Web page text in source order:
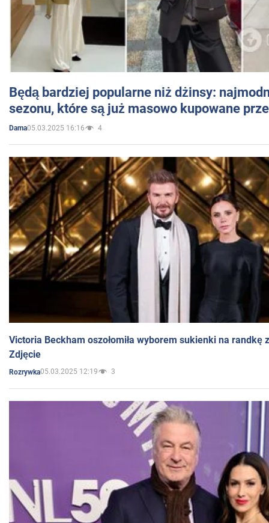
Będą bardziej popularne niż dżinsy:
sezonu, które są już masowo kupowane
Dama05.03.2025 16:16 4
Victoria Beckham oszołomiła wyborem sukienki na randkę
Zdjęcie
Rozrywka05.03.2025 12:19 3